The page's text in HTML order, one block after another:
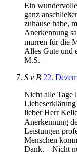
Ein
ganz
zuhause habe,
Anerkennung
murren für die
Alles Gute und
M.S.
S v B 22.
Nicht alle Tage
lieber Herr
Anerkennung
Leistungen
Menschen
Dank. – Nicht